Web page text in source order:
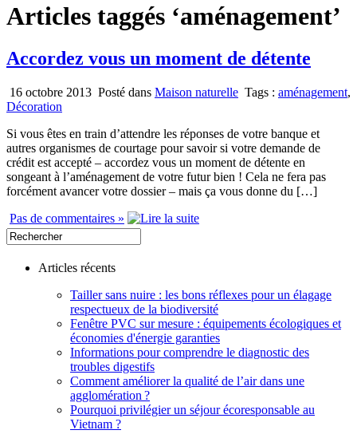
Articles taggés ‘aménagement’
Accordez vous un moment de détente
16 octobre 2013 Posté dans Maison naturelle Tags : aménagement,
Décoration
Si vous êtes en train d’attendre les réponses de votre banque et
autres organismes de courtage pour savoir si votre demande de
crédit est accepté – accordez vous un moment de détente en
songeant à l’aménagement de votre futur bien ! Cela ne fera pas
forcément avancer votre dossier – mais ça vous donne du […]
Pas de commentaires »
Articles récents
Tailler sans nuire : les bons réflexes pour un élagage
respectueux de la biodiversité
Fenêtre PVC sur mesure : équipements écologiques et
économies d'énergie garanties
Informations pour comprendre le diagnostic des
troubles digestifs
Comment améliorer la qualité de l’air dans une
agglomération ?
Pourquoi privilégier un séjour écoresponsable au
Vietnam ?